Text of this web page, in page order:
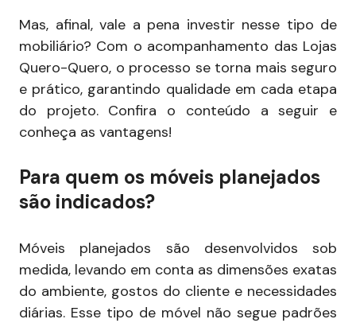
Mas, afinal, vale a pena investir nesse tipo de
mobiliário? Com o acompanhamento das Lojas
Quero-Quero, o processo se torna mais seguro
e prático, garantindo qualidade em cada etapa
do projeto. Confira o conteúdo a seguir e
conheça as vantagens!
Para quem os móveis planejados
são indicados?
Móveis planejados são desenvolvidos sob
medida, levando em conta as dimensões exatas
do ambiente, gostos do cliente e necessidades
diárias. Esse tipo de móvel não segue padrões